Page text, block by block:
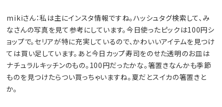
mikiさん：私は主にインスタ情報ですね。ハッシュタグ検索して、み
なさんの写真を見て参考にしています。今日使ったピックは100円シ
ョップで。セリアが特に充実しているので、かわいいアイテムを見つけ
ては買い足しています。あと今日カップ寿司をのせた透明のお皿は
ナチュラルキッチンのもの。100円だったかな。箸置きなんかも季節
ものを見つけたらつい買っちゃいますね。夏だとスイカの箸置きと
か。